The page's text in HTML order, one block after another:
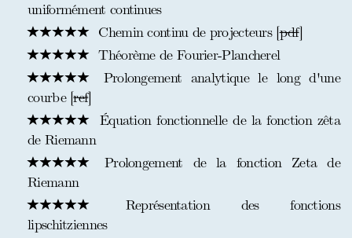
uniformément continues
Chemin continu de projecteurs [pdf]
Théorème de Fourier-Plancherel
Prolongement analytique le long d'une
courbe [ref]
Équation fonctionnelle de la fonction zêta
de Riemann
Prolongement de la fonction Zeta de
Riemann
Représentation des fonctions
lipschitziennes